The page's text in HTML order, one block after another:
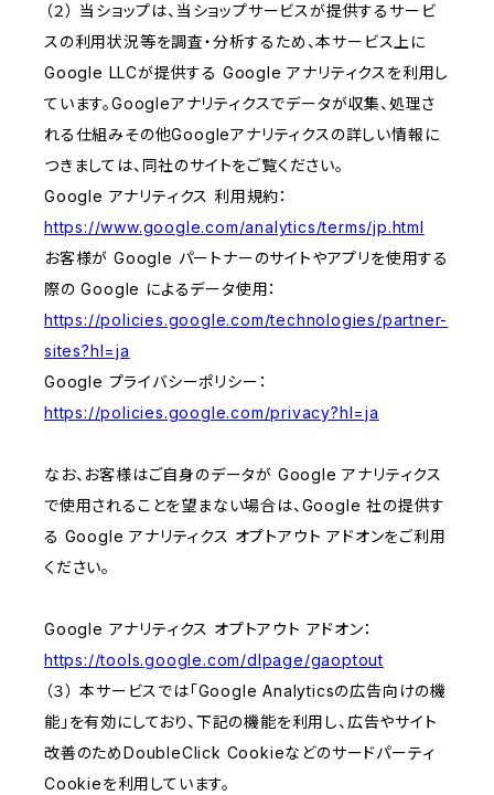
（２） 当ショップは、当ショップサービスが提供するサービ
スの利用状況等を調査・分析するため、本サービス上に
Google LLCが提供する Google アナリティクスを利用し
ています。Googleアナリティクスでデータが収集、処理さ
れる仕組みその他Googleアナリティクスの詳しい情報に
つきましては、同社のサイトをご覧ください。
Google アナリティクス 利用規約：
https://www.google.com/analytics/terms/jp.html
お客様が Google パートナーのサイトやアプリを使用する
際の Google によるデータ使用：
https://policies.google.com/technologies/partner-
sites?hl=ja
Google プライバシーポリシー：
https://policies.google.com/privacy?hl=ja
なお、お客様はご自身のデータが Google アナリティクス
で使用されることを望まない場合は、Google 社の提供す
る Google アナリティクス オプトアウト アドオンをご利用
ください。
Google アナリティクス オプトアウト アドオン：
https://tools.google.com/dlpage/gaoptout
（３） 本サービスでは「Google Analyticsの広告向けの機
能」を有効にしており、下記の機能を利用し、広告やサイト
改善のためDoubleClick Cookieなどのサードパーティ
Cookieを利用しています。